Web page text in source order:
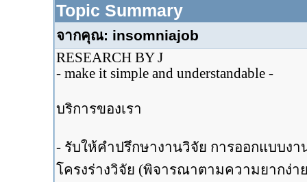
Topic Summary
จากคุณ: insomniajob
RESEARCH BY J
- make it simple and understandable -
บริการของเรา
- รับให้คำปรึกษางานวิจัย การออกแบบง
โครงร่างวิจัย (พิจารณาตามความยากง่